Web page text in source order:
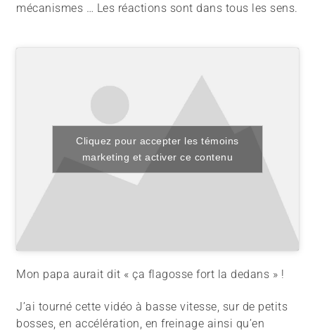
mécanismes … Les réactions sont dans tous les sens.
Cliquez pour accepter les témoins
marketing et activer ce contenu
Mon papa aurait dit « ça flagosse fort la dedans » !
J’ai tourné cette vidéo à basse vitesse, sur de petits
bosses, en accélération, en freinage ainsi qu’en